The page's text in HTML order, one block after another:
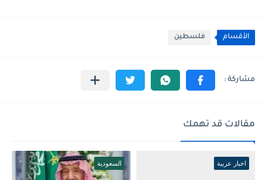
الأقسام فلسطين
مقالات قد تهمك
اخبار عربية السعودية